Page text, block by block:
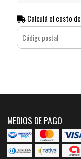
Calculá el costo
MEDIOS DE PAGO